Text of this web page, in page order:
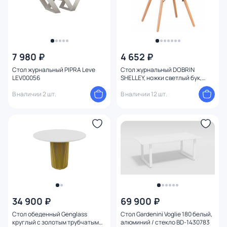
7 980 ₽
Стол журнальный PIPRA Leve
LEV00056
В наличии 2 шт.
4 652 ₽
Стол журнальный DOBRIN
SHELLEY, ножки светлый бук,
цвет белый 53-TD-LMZL SHELLEY
BD-1021422
В наличии 12 шт.
34 900 ₽
Стол обеденный Genglass
круглый с золотым трубчатым
69 900 ₽
Стол Gardenini Voglie 180 белый,
алюминий / стекло BD-1430783